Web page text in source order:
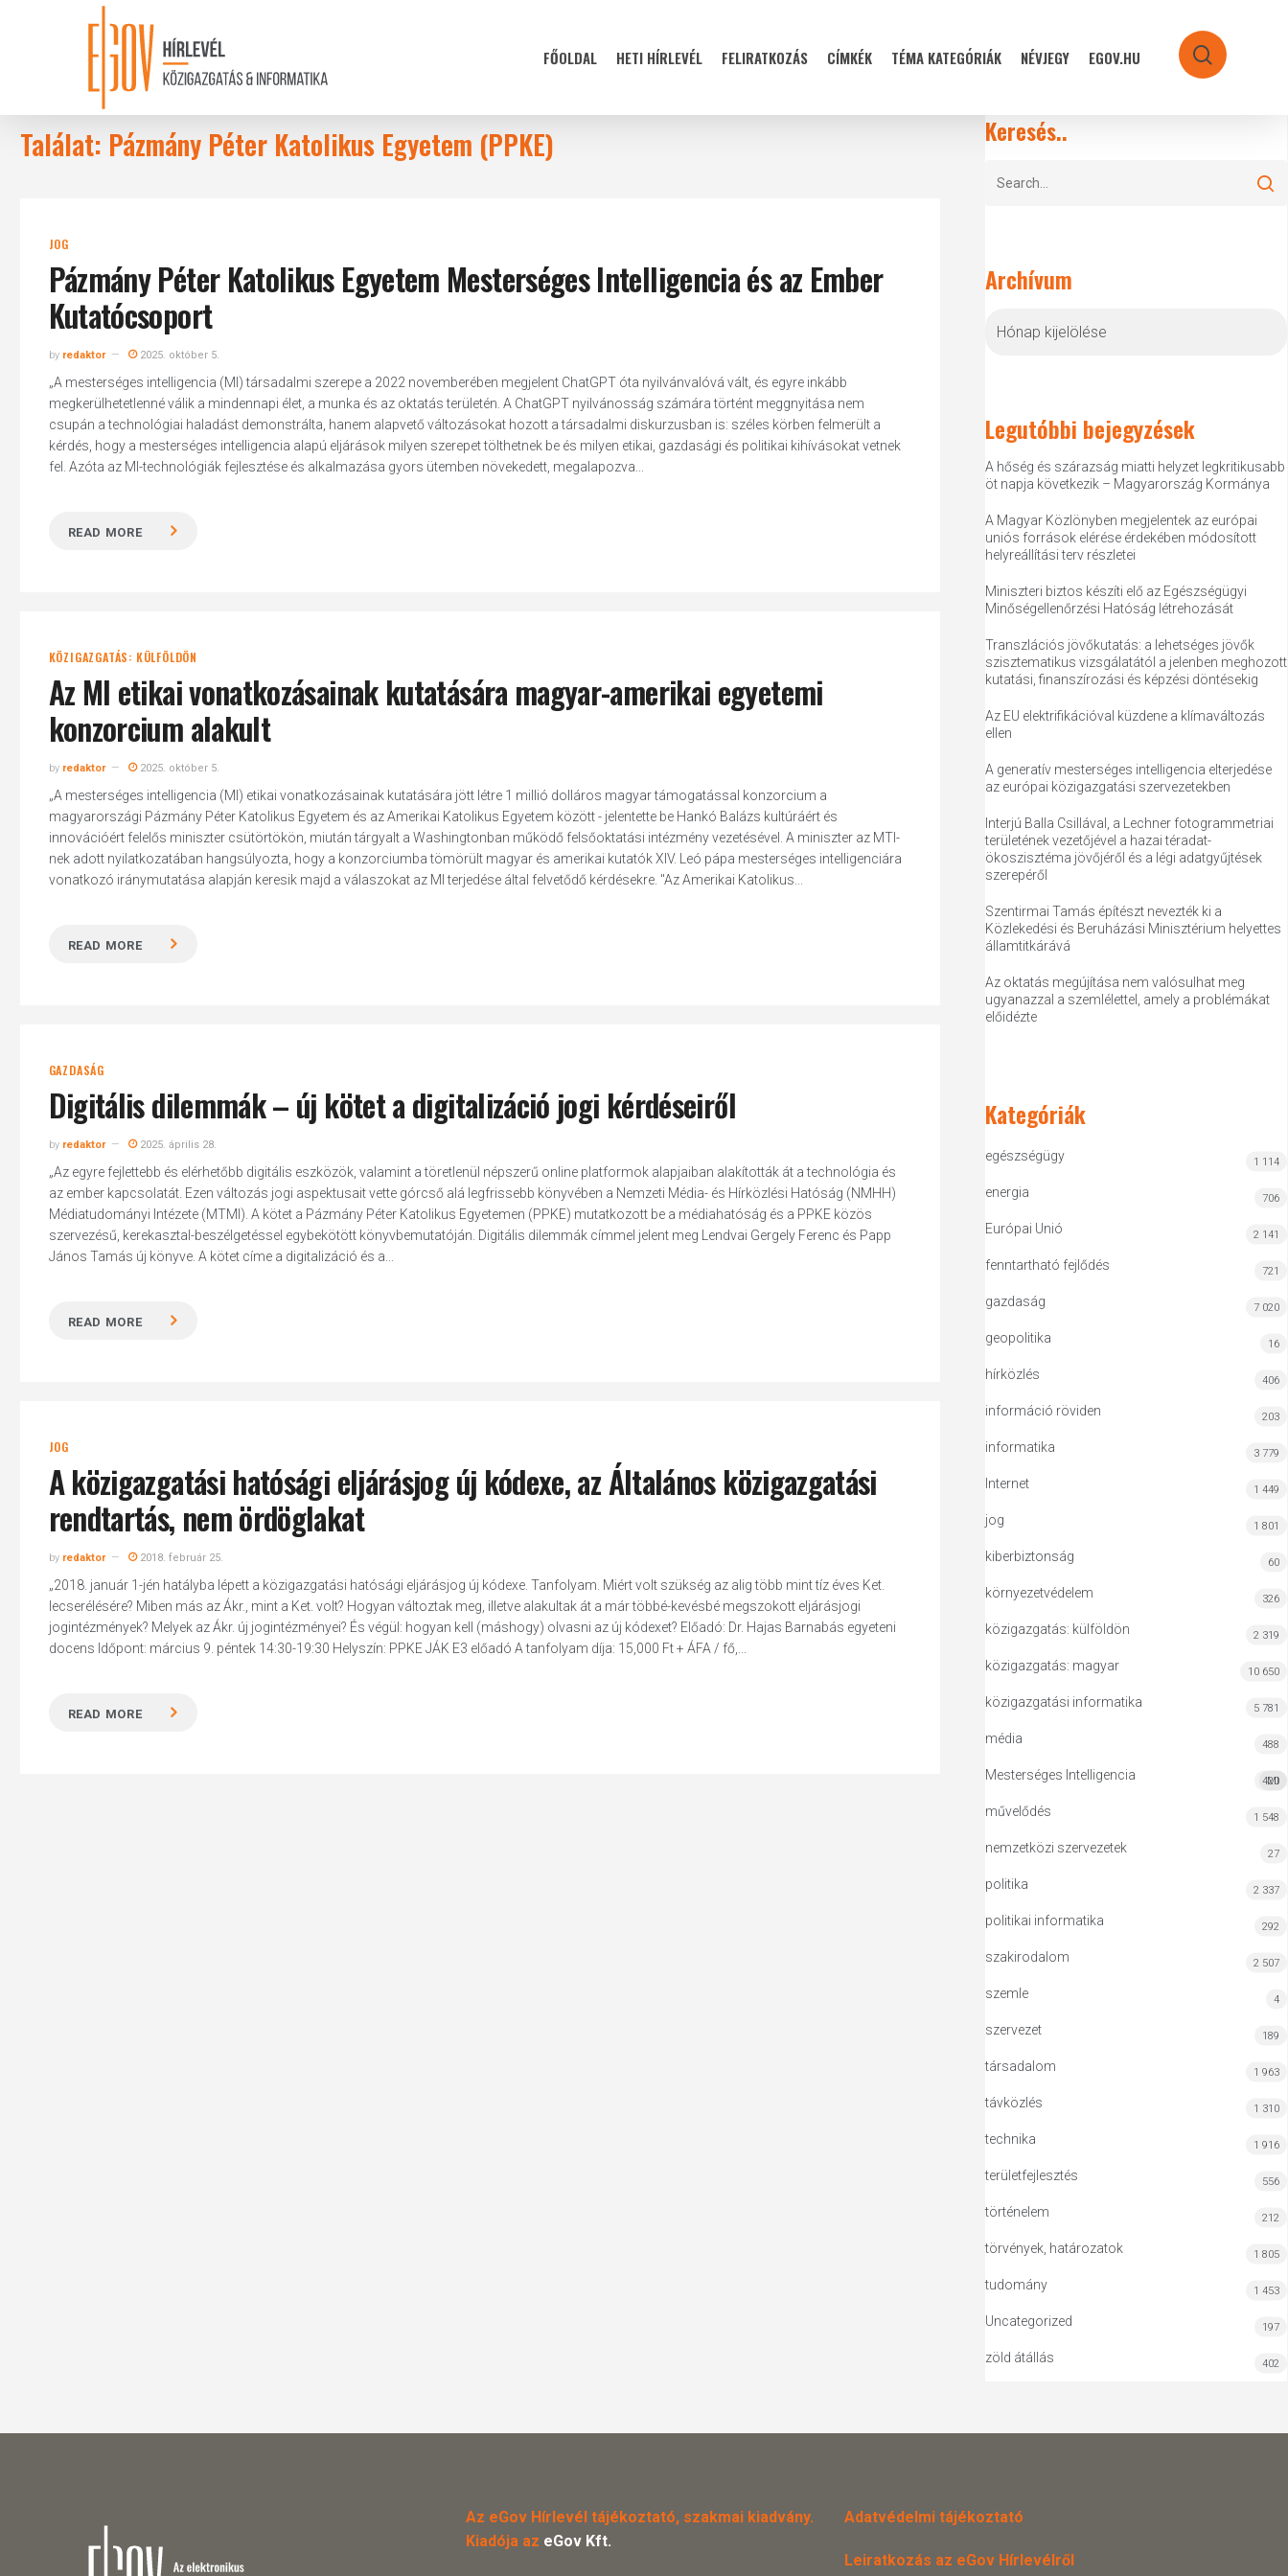
FŐOLDAL HETI HÍRLEVÉL FELIRATKOZÁS CÍMKÉK TÉMA KATEGÓRIÁK NÉVJEGY EGOV.HU search
Találat: Pázmány Péter Katolikus Egyetem (PPKE)
JOG
Pázmány Péter Katolikus Egyetem Mesterséges Intelligencia és az Ember
Kutatócsoport
by redaktor 2025. október 5.
„A mesterséges intelligencia (MI) társadalmi szerepe a 2022 novemberében megjelent ChatGPT óta nyilvánvalóvá vált, és egyre inkább
megkerülhetetlenné válik a mindennapi élet, a munka és az oktatás területén. A ChatGPT nyilvánosság számára történt meggnyitása nem
csupán a technológiai haladást demonstrálta, hanem alapvető változásokat hozott a társadalmi diskurzusban is: széles körben felmerült a
kérdés, hogy a mesterséges intelligencia alapú eljárások milyen szerepet tölthetnek be és milyen etikai, gazdasági és politikai kihívásokat vetnek
fel. Azóta az MI-technológiák fejlesztése és alkalmazása gyors ütemben növekedett, megalapozva...
READ MORE
KÖZIGAZGATÁS: KÜLFÖLDÖN
Az MI etikai vonatkozásainak kutatására magyar-amerikai egyetemi
konzorcium alakult
by redaktor 2025. október 5.
„A mesterséges intelligencia (MI) etikai vonatkozásainak kutatására jött létre 1 millió dolláros magyar támogatással konzorcium a
magyarországi Pázmány Péter Katolikus Egyetem és az Amerikai Katolikus Egyetem között - jelentette be Hankó Balázs kultúráért és
innovációért felelős miniszter csütörtökön, miután tárgyalt a Washingtonban működő felsőoktatási intézmény vezetésével. A miniszter az MTI-
nek adott nyilatkozatában hangsúlyozta, hogy a konzorciumba tömörült magyar és amerikai kutatók XIV. Leó pápa mesterséges intelligenciára
vonatkozó iránymutatása alapján keresik majd a válaszokat az MI terjedése által felvetődő kérdésekre. "Az Amerikai Katolikus...
READ MORE
GAZDASÁG
Digitális dilemmák – új kötet a digitalizáció jogi kérdéseiről
by redaktor 2025. április 28.
„Az egyre fejlettebb és elérhetőbb digitális eszközök, valamint a töretlenül népszerű online platformok alapjaiban alakították át a technológia és
az ember kapcsolatát. Ezen változás jogi aspektusait vette górcső alá legfrissebb könyvében a Nemzeti Média- és Hírközlési Hatóság (NMHH)
Médiatudományi Intézete (MTMI). A kötet a Pázmány Péter Katolikus Egyetemen (PPKE) mutatkozott be a médiahatóság és a PPKE közös
szervezésű, kerekasztal-beszélgetéssel egybekötött könyvbemutatóján. Digitális dilemmák címmel jelent meg Lendvai Gergely Ferenc és Papp
János Tamás új könyve. A kötet címe a digitalizáció és a...
READ MORE
JOG
A közigazgatási hatósági eljárásjog új kódexe, az Általános közigazgatási
rendtartás, nem ördöglakat
by redaktor 2018. február 25.
„2018. január 1-jén hatályba lépett a közigazgatási hatósági eljárásjog új kódexe. Tanfolyam. Miért volt szükség az alig több mint tíz éves Ket.
lecserélésére? Miben más az Ákr., mint a Ket. volt? Hogyan változtak meg, illetve alakultak át a már többé-kevésbé megszokott eljárásjogi
jogintézmények? Melyek az Ákr. új jogintézményei? És végül: hogyan kell (máshogy) olvasni az új kódexet? Előadó: Dr. Hajas Barnabás egyeteni
docens Időpont: március 9. péntek 14:30-19:30 Helyszín: PPKE JÁK E3 előadó A tanfolyam díja: 15,000 Ft + ÁFA / fő,...
READ MORE
Keresés..
Archívum
Legutóbbi bejegyzések
A hőség és szárazság miatti helyzet legkritikusabb
öt napja következik – Magyarország Kormánya
A Magyar Közlönyben megjelentek az európai
uniós források elérése érdekében módosított
helyreállítási terv részletei
Miniszteri biztos készíti elő az Egészségügyi
Minőségellenőrzési Hatóság létrehozását
Transzlációs jövőkutatás: a lehetséges jövők
szisztematikus vizsgálatától a jelenben meghozott
kutatási, finanszírozási és képzési döntésekig
Az EU elektrifikációval küzdene a klímaváltozás
ellen
A generatív mesterséges intelligencia elterjedése
az európai közigazgatási szervezetekben
Interjú Balla Csillával, a Lechner fotogrammetriai
területének vezetőjével a hazai téradat-
ökoszisztéma jövőjéről és a légi adatgyűjtések
szerepéről
Szentirmai Tamás építészt nevezték ki a
Közlekedési és Beruházási Minisztérium helyettes
államtitkárává
Az oktatás megújítása nem valósulhat meg
ugyanazzal a szemlélettel, amely a problémákat
előidézte
Kategóriák
egészségügy 1 114
energia 706
Európai Unió 2 141
fenntartható fejlődés 721
gazdaság 7 020
geopolitika 16
hírközlés 406
információ röviden 203
informatika 3 779
Internet 1 449
jog 1 801
kiberbiztonság 60
környezetvédelem 326
közigazgatás: külföldön 2 319
közigazgatás: magyar 10 650
közigazgatási informatika 5 781
média 488
Mesterséges Intelligencia MI
420
művelődés 1 548
nemzetközi szervezetek 27
politika 2 337
politikai informatika 292
szakirodalom 2 507
szemle 4
szervezet 189
társadalom 1 963
távközlés 1 310
technika 1 916
területfejlesztés 556
történelem 212
törvények, határozatok 1 805
tudomány 1 453
Uncategorized 197
zöld átállás 402
Az eGov Hírlevél tájékoztató, szakmai kiadvány.
Kiadója az eGov Kft.
Adatvédelmi tájékoztató
Leiratkozás az eGov Hírlevélről